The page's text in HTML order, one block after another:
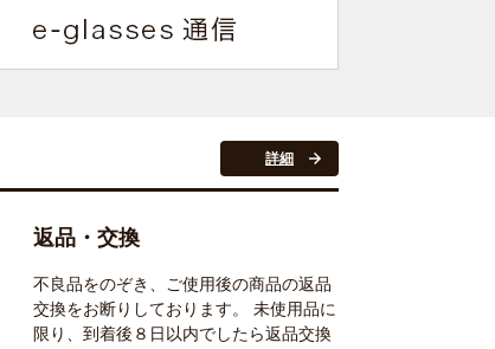
詳細
返品・交換
不良品をのぞき、ご使用後の商品の返品
交換をお断りしております。 未使用品に
限り、到着後８日以内でしたら返品交換